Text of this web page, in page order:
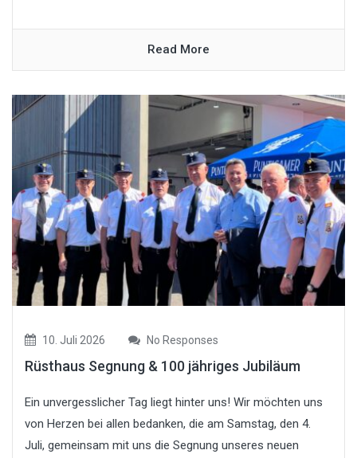
Read More
10. Juli 2026 No Responses
Rüsthaus Segnung & 100 jähriges Jubiläum
Ein unvergesslicher Tag liegt hinter uns! Wir möchten uns
von Herzen bei allen bedanken, die am Samstag, den 4.
Juli, gemeinsam mit uns die Segnung unseres neuen